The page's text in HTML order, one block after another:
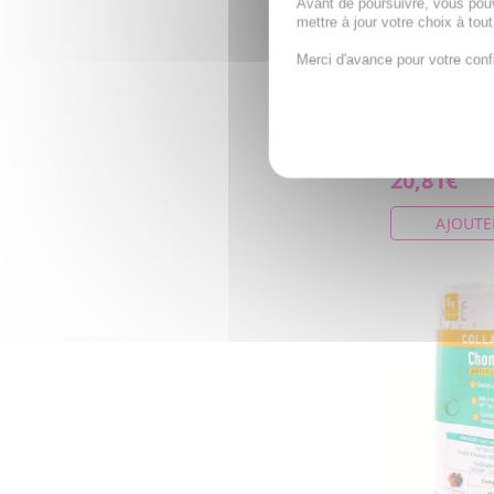
Articulations
MSM,
20,81€
Avant de poursuivre, vous
mettre à jour votre choix à
Merci d'avance pour votre